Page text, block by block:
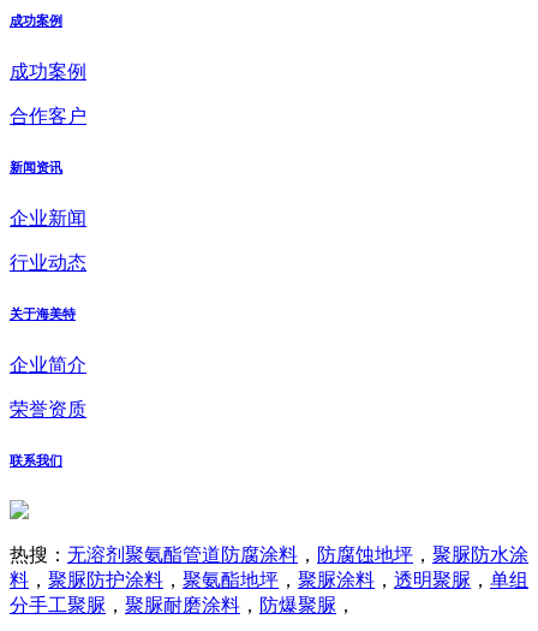
成功案例
成功案例
合作客户
新闻资讯
企业新闻
行业动态
关于海美特
企业简介
荣誉资质
联系我们
热搜： 无溶剂聚氨酯管道防腐涂料 ， 防腐蚀地坪 ， 聚脲防水涂
料 ， 聚脲防护涂料 ， 聚氨酯地坪 ， 聚脲涂料 ， 透明聚脲 ， 单组
分手工聚脲 ， 聚脲耐磨涂料 ， 防爆聚脲 ，